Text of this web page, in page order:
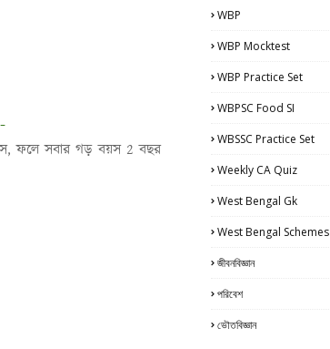
ফলে সবার গড় বয়স 2 বছর
WBP
WBP Mocktest
WBP Practice Set
WBPSC Food SI
WBSSC Practice Set
Weekly CA Quiz
West Bengal Gk
West Bengal Schemes
জীবনবিজ্ঞান
পরিবেশ
ভৌতবিজ্ঞান